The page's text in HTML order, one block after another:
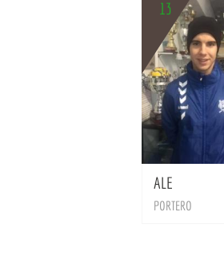
13
ALE
PORTERO